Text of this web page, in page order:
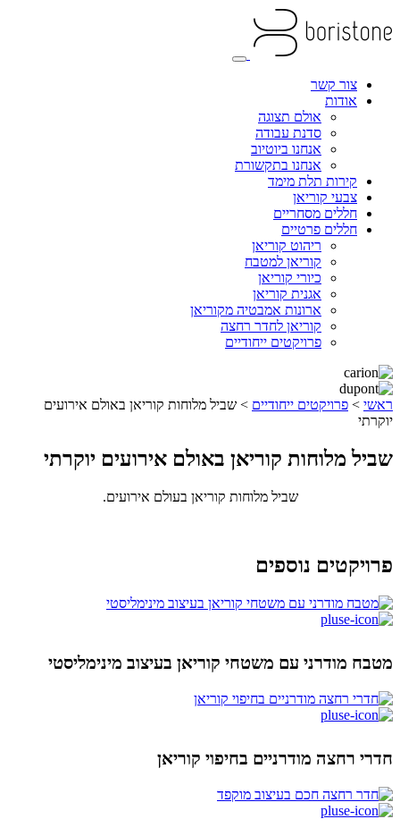
צור קשר
אודות
אולם תצוגה
סדנת עבודה
אנחנו ביוטיוב
אנחנו בתקשורת
קירות תלת מימד
צבעי קוריאן
חללים מסחריים
חללים פרטיים
ריהוט קוריאן
קוריאן למטבח
כיורי קוריאן
אגנית קוריאן
ארונות אמבטיה מקוריאן
קוריאן לחדר רחצה
פרויקטים ייחודיים
ראשי > פרויקטים ייחודיים > שביל מלוחות קוריאן באולם אירועים
יוקרתי
שביל מלוחות קוריאן באולם אירועים יוקרתי
שביל מלוחות קוריאן בעולם אירועים.
פרויקטים נוספים
מטבח מודרני עם משטחי קוריאן בעיצוב מינימליסטי
חדרי רחצה מודרניים בחיפוי קוריאן